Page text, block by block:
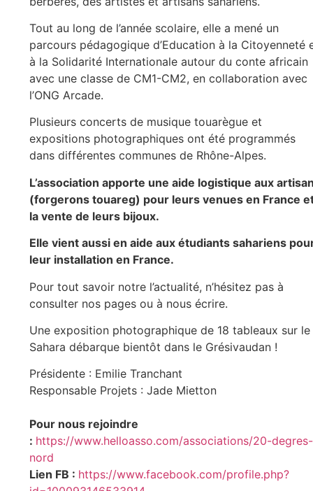
Tout au long de l’année scolaire, elle a mené un
parcours pédagogique d’Education à la Citoyenneté
à la Solidarité Internationale autour du conte africain
avec une classe de CM1-CM2, en collaboration avec
l’ONG Arcade.
Plusieurs concerts de musique touarègue et
expositions photographiques ont été programmés
dans différentes communes de Rhône-Alpes.
L’association apporte une aide logistique aux
(forgerons touareg) pour leurs venues en France
la vente de leurs bijoux.
Elle vient aussi en aide aux étudiants sahariens
leur installation en France.
Pour tout savoir notre l’actualité, n’hésitez pas à
consulter nos pages ou à nous écrire.
Une exposition photographique de 18 tableaux sur le
Sahara débarque bientôt dans le Grésivaudan !
Présidente : Emilie Tranchant
Responsable Projets : Jade Mietton
Pour nous rejoindre
: https://www.helloasso.com/associations/20-degres-
nord
Lien FB : https://www.facebook.com/profile.php?